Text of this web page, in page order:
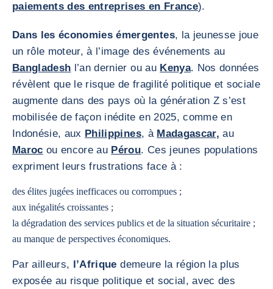
paiements des entreprises en France).
Dans les économies émergentes, la jeunesse joue
un rôle moteur, à l’image des événements au
Bangladesh l’an dernier ou au Kenya. Nos données
révèlent que le risque de fragilité politique et sociale
augmente dans des pays où la génération Z s’est
mobilisée de façon inédite en 2025, comme en
Indonésie, aux Philippines, à Madagascar,au
Maroc ou encore au Pérou. Ces jeunes populations
expriment leurs frustrations face à :
des élites jugées inefficaces ou corrompues ;
aux inégalités croissantes ;
la dégradation des services publics et de la situation sécuritaire ;
au manque de perspectives économiques.
Par ailleurs, l’Afriquedemeure la région la plus
exposée au risque politique et social, avec des